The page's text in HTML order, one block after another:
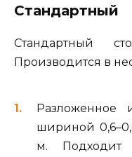
Стандартный
Стандартный
Производится в
Разложенное
шириной
м.